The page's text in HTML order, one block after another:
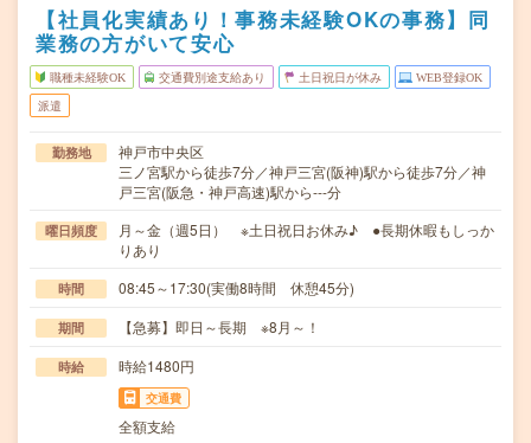
【社員化実績あり！事務未経験OKの事務】同
業務の方がいて安心
職種未経験OK 交通費別途支給あり 土日祝日が休み WEB登録OK
派遣
勤務地
神戸市中央区
三ノ宮駅から徒歩7分／神戸三宮(阪神)駅から徒歩7分／神
戸三宮(阪急・神戸高速)駅から---分
曜日頻度
月～金（週5日） ※土日祝日お休み♪ ●長期休暇もしっか
りあり
時間 08:45～17:30(実働8時間 休憩45分)
期間 【急募】即日～長期 ※8月～！
時給 時給1480円
交通費
全額支給